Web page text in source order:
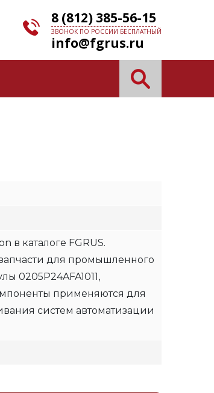
8 (812) 385-56-15
ЗВОНОК ПО РОССИИ БЕСПЛАТНЫЙ
info@fgrus.ru
в каталоге FGRUS.
для промышленного
0205P24AFA1011,
применяются для
систем автоматизации